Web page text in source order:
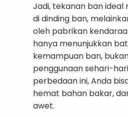
Jadi, tekanan ban
di dinding ban,
oleh pabrikan
hanya menunjukkan
kemampuan ban,
penggunaan sehari-
perbedaan ini, Anda
hemat bahan bakar,
awet.